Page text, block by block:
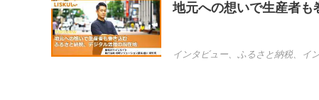
地元への想いで生産者も
インタビュー、 ふるさと納税、 イ